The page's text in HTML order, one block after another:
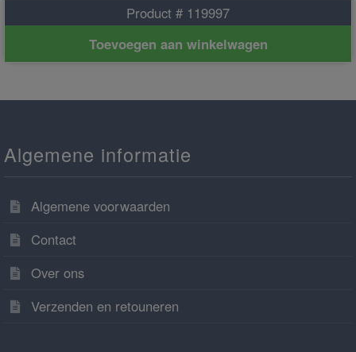
Product # 119997
Toevoegen aan winkelwagen
Algemene informatie
Algemene voorwaarden
Contact
Over ons
Verzenden en retouneren